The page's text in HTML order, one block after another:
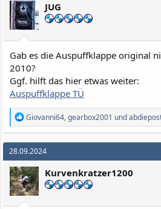
JUG
Gab es die Auspuffklappe original
2010?
Ggf. hilft das hier etwas weiter:
Auspuffklappe TÜ
R
e
a
k
t
i
o
n
e
n
Giovanni64,gearbox2001 und
28.09.2024
Kurvenkratzer1200